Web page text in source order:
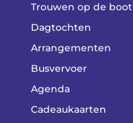
Trouwen op de boot
Dagtochten
Arrangementen
Busvervoer
Agenda
Cadeaukaarten